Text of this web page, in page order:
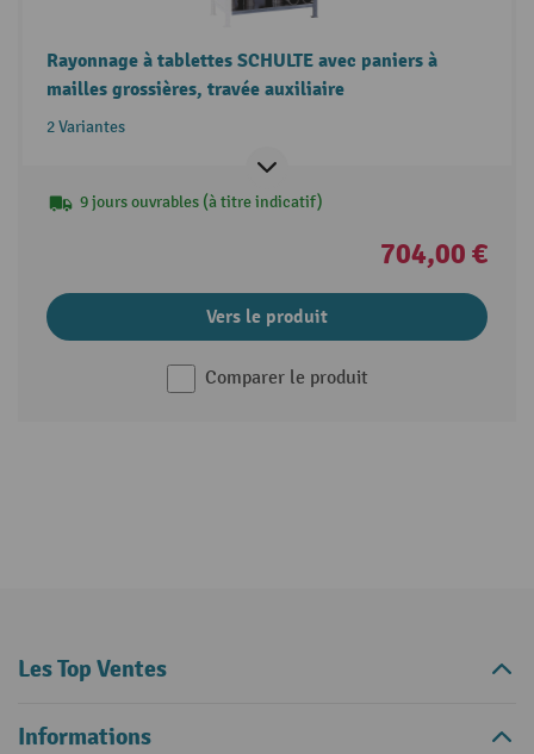
Rayonnage à tablettes SCHULTE avec paniers à
mailles grossières, travée auxiliaire
2 Variantes
9 jours ouvrables (à titre indicatif)
704,00 €
Vers le produit
Comparer le produit
Les Top Ventes
Informations